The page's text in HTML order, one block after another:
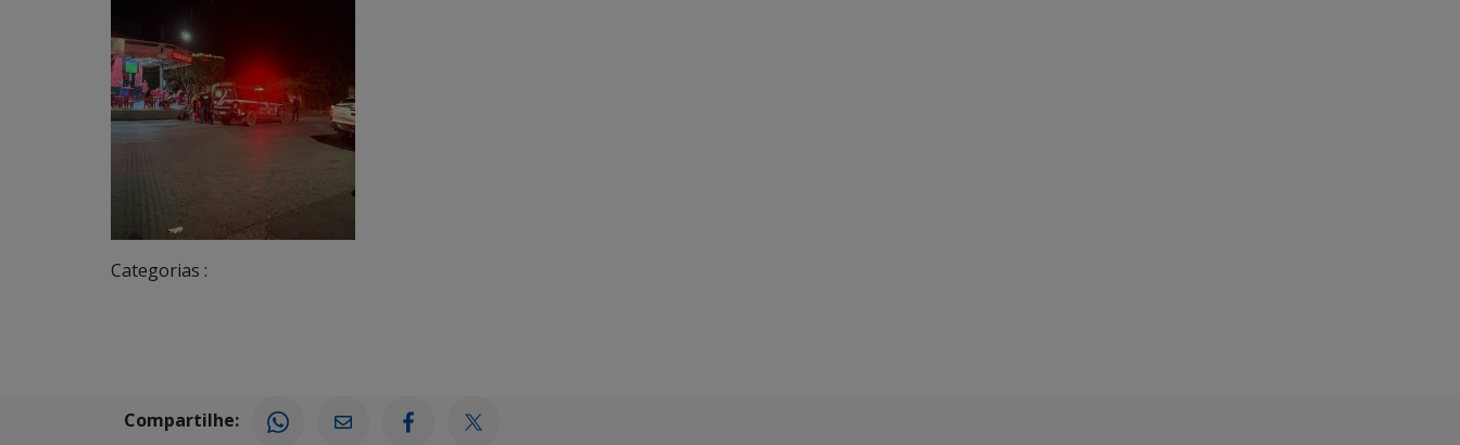
Categorias :
Compartilhe: